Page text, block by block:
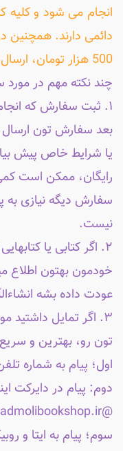
دائمی دارند. همچنین
500 هزار تومان، ارسال رایگان هست...
چند نکته مهم در
۱. ثبت سفارش که
بعد سفارش تون
یا شرایط خاص پیش
رایگان، ممکن است
سفارش دیگه نیازی
نیست.
۲. اگر کتابی یا
خودمون بهتون اطلاع
عودت داده بشه
۳. اگر تمایل داشتید
تون رو، بهترین و
اول؛ پیام به شماره تلفن؛
دوم: پیام در دایرکت
@madmolibookshop.ir
سوم؛ پیام به ایتا و